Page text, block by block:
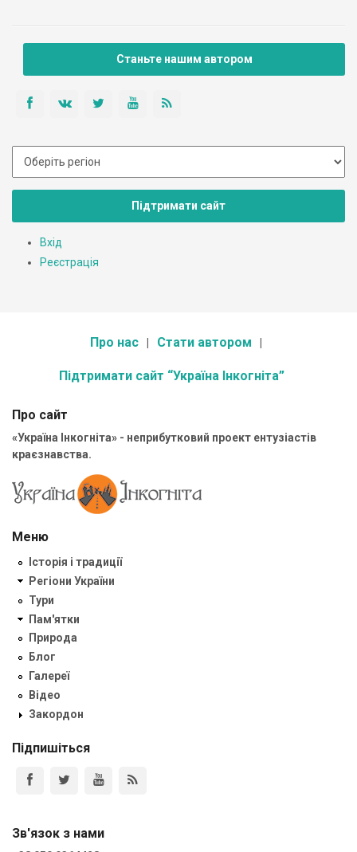
Станьте нашим автором
Підтримати сайт
Вхід
Реєстрація
Про нас Стати автором
Підтримати сайт “Україна Інкогніта”
Про сайт
«Україна Інкогніта» - неприбутковий проект ентузіастів
краєзнавства.
Меню
Історія і традиції
Регіони України
Тури
Пам'ятки
Природа
Блог
Галереї
Відео
Закордон
Підпишіться
Зв'язок з нами